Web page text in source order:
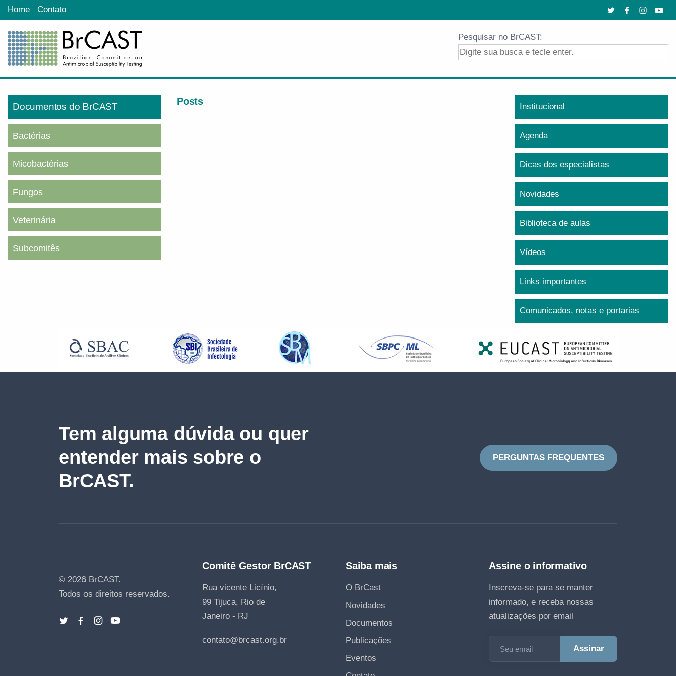
Home Contato
Pesquisar no BrCAST:
Documentos do BrCAST
Bactérias
Micobactérias
Fungos
Veterinária
Subcomitês
Posts Institucional
Agenda
Dicas dos especialistas
Novidades
Biblioteca de aulas
Vídeos
Links importantes
Comunicados, notas e portarias
Tem alguma dúvida ou quer
entender mais sobre o
BrCAST.
PERGUNTAS FREQUENTES
© 2026 BrCAST.
Todos os direitos reservados.
Comitê Gestor BrCAST
Rua vicente Licínio,
99 Tijuca, Rio de
Janeiro - RJ
contato@brcast.org.br
Saiba mais
O BrCast
Novidades
Documentos
Publicações
Eventos
Assine o informativo
Inscreva-se para se manter
informado, e receba nossas
atualizações por email
Seu email